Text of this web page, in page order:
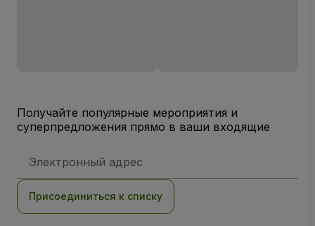
Получайте популярные мероприятия и
суперпредложения прямо в ваши входящие
электронной
Присоединиться к списку